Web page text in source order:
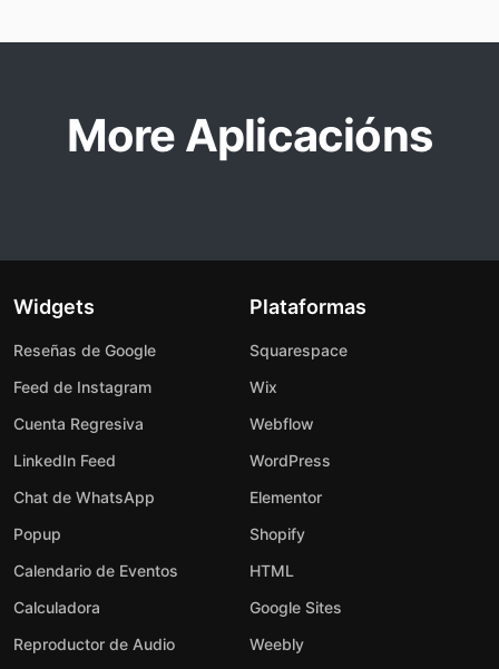
More Aplicacións
Widgets
Reseñas de Google
Feed de Instagram
Cuenta Regresiva
LinkedIn Feed
Chat de WhatsApp
Popup
Calendario de Eventos
Calculadora
Reproductor de Audio
Plataformas
Squarespace
Wix
Webflow
WordPress
Elementor
Shopify
HTML
Google Sites
Weebly